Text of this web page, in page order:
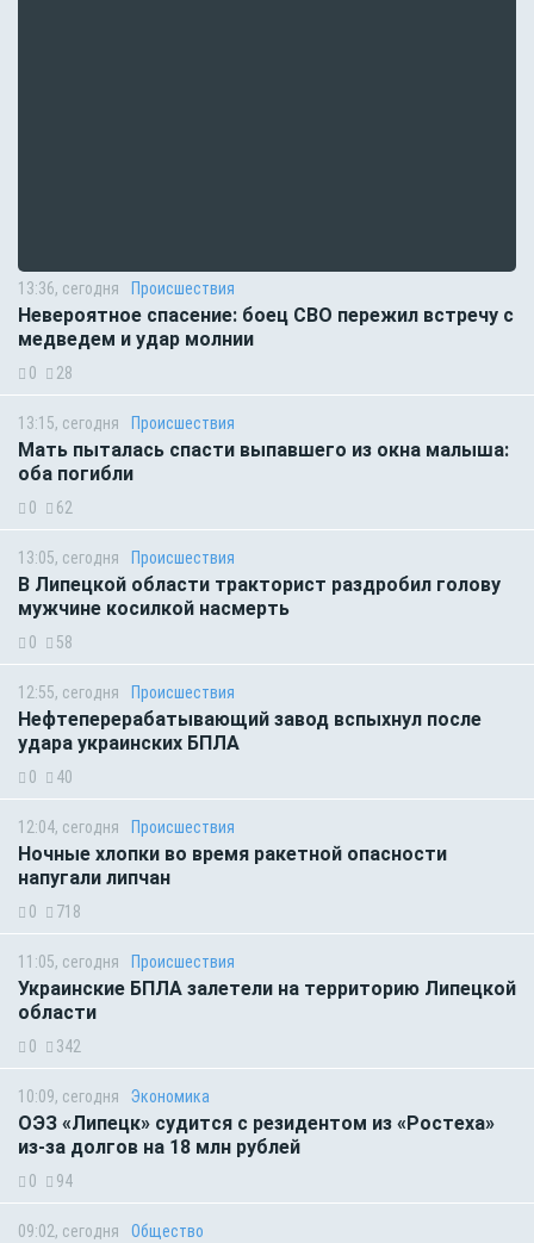
13:36, сегодня Происшествия
Невероятное спасение: боец СВО пережил встречу с
медведем и удар молнии
0 28
13:15, сегодня Происшествия
Мать пыталась спасти выпавшего из окна малыша:
оба погибли
0 62
13:05, сегодня Происшествия
В Липецкой области тракторист раздробил голову
мужчине косилкой насмерть
0 58
12:55, сегодня Происшествия
Нефтеперерабатывающий завод вспыхнул после
удара украинских БПЛА
0 40
12:04, сегодня Происшествия
Ночные хлопки во время ракетной опасности
напугали липчан
0 718
11:05, сегодня Происшествия
Украинские БПЛА залетели на территорию Липецкой
области
0 342
10:09, сегодня Экономика
ОЭЗ «Липецк» судится с резидентом из «Ростеха»
из-за долгов на 18 млн рублей
0 94
09:02, сегодня Общество